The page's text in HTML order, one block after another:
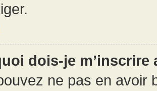
dois-je m’inscrire
ne pas en avoir